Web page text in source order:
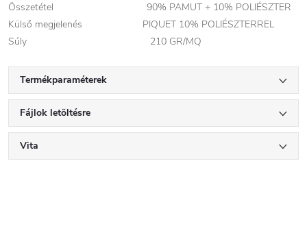
Összetétel 90% PAMUT + 10% POLIÉSZTER
Külső megjelenés PIQUET 10% POLIÉSZTERREL
Súly 210 GR/MQ
Termékparaméterek
Fájlok letöltésre
Vita